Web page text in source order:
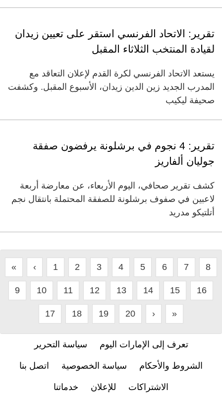
تقرير: الاتحاد الفرنسي استقر على تعيين زيدان
لقيادة المنتخب الثلاثاء المقبل
يستعد الاتحاد الفرنسي لكرة القدم لإعلان التعاقد مع
المدرب الجديد زين الدين زيدان، الأسبوع المقبل. وكشفت
صحيفة ليكيب
تقرير: 4 نجوم في برشلونة يرفضون صفقة
جوليان ألفاريز
كشف تقرير صحافي، اليوم الأربعاء، عن معارضة أربعة
لاعبين في صفوف برشلونة للصفقة المحتملة بانتقال نجم
أتلتيكو مدريد
« ‹ 1 2 3 4 5 6 7 8
9 10 11 12 13 14 15 16
17 18 19 20 › »
تعرف إلى الإمارات اليوم سياسة التحرير
الشروط والأحكام سياسة الخصوصية اتصل بنا
الاشتراكات للإعلان خدماتنا